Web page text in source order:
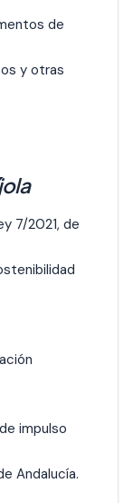
de
y otras
7/2021, de
impulso
Andalucía.